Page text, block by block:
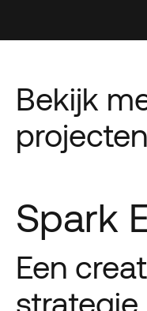
Bekijk
projecten
Spark
Een
strategie